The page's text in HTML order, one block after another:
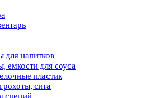
для напитков
емкости для соуса
пластик
сита